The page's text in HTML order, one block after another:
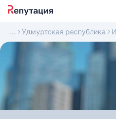
Удмуртская республика